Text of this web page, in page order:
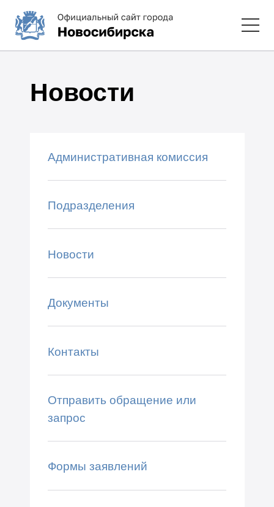
Новости
Административная комиссия
Подразделения
Новости
Документы
Контакты
Отправить обращение или
запрос
Формы заявлений